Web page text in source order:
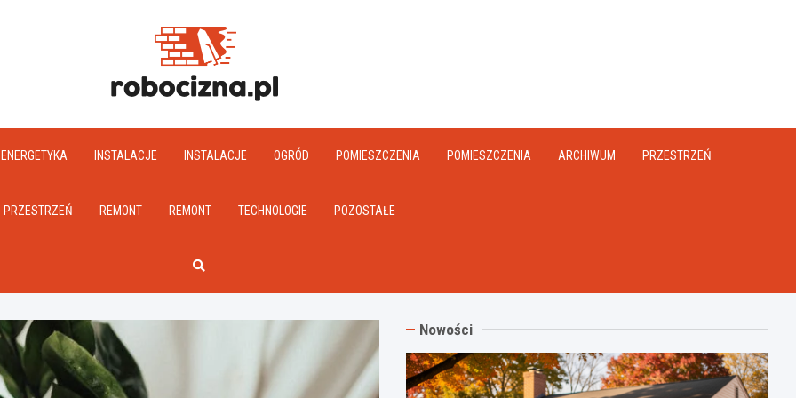
ENERGETYKA INSTALACJE INSTALACJE OGRÓD POMIESZCZENIA POMIESZCZENIA ARCHIWUM PRZESTRZEŃ
PRZESTRZEŃ REMONT REMONT TECHNOLOGIE POZOSTAŁE
Nowości